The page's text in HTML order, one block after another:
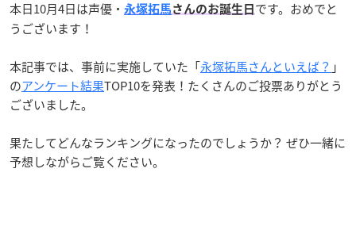
本日10月4日は声優・ 永塚拓馬 さんのお誕生日 です。おめでと
うございます！
本記事では、事前に実施していた「永塚拓馬さんといえば？ 」
のアンケート結果TOP10を発表！たくさんのご投票ありがとう
ございました。
果たしてどんなランキングになったのでしょうか？ ぜひ一緒に
予想しながらご覧ください。